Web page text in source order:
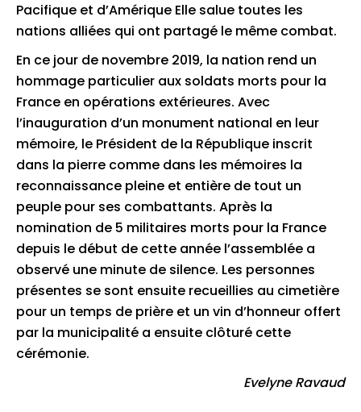
Pacifique et d’Amérique Elle salue toutes les
nations alliées qui ont partagé le même combat.
En ce jour de novembre 2019, la nation rend un
hommage particulier aux soldats morts pour la
France en opérations extérieures. Avec
l’inauguration d’un monument national en leur
mémoire, le Président de la République inscrit
dans la pierre comme dans les mémoires la
reconnaissance pleine et entière de tout un
peuple pour ses combattants. Après la
nomination de 5 militaires morts pour la France
depuis le début de cette année l’assemblée a
observé une minute de silence. Les personnes
présentes se sont ensuite recueillies au cimetière
pour un temps de prière et un vin d’honneur offert
par la municipalité a ensuite clôturé cette
cérémonie.
Evelyne Ravaud